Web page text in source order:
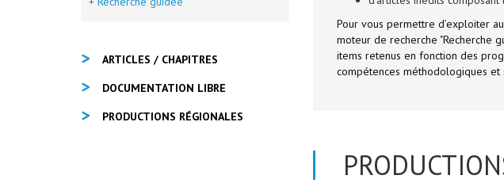
Pour vous permettre d’exploiter
moteur de recherche "Recherche
items retenus en fonction des
compétences méthodologiques
ARTICLES / CHAPITRES
DOCUMENTATION LIBRE
PRODUCTIONS RÉGIONALES